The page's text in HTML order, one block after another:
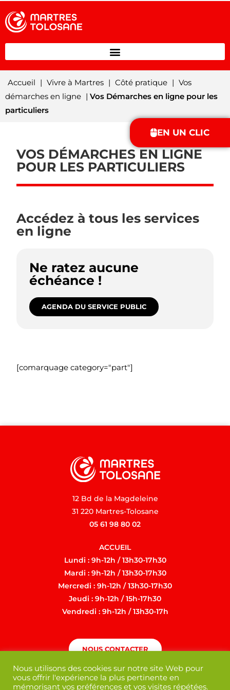
EN UN CLIC
Accueil | Vivre à Martres | Côté pratique | Vos
démarches en ligne | Vos Démarches en ligne pour les
particuliers
VOS DÉMARCHES EN LIGNE
POUR LES PARTICULIERS
Accédez à tous les services
en ligne
Ne ratez aucune
échéance !
AGENDA DU SERVICE PUBLIC
[comarquage category="part"]
12 Bd de la Magdeleine
31 220 Martres-Tolosane
05 61 98 80 02
ACCUEIL
Lundi : 9h-12h / 13h30-17h30
Mardi : 9h-12h / 13h30-17h30
Mercredi : 9h-12h / 13h30-17h30
Jeudi : 9h-12h / 15h-17h30
Vendredi : 9h-12h / 13h30-17h
NOUS CONTACTER
Nous utilisons des cookies sur notre site Web pour
vous offrir l'expérience la plus pertinente en
mémorisant vos préférences et vos visites répétées.